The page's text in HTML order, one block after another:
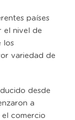
países
el nivel de
los
variedad de
desde
a
el comercio